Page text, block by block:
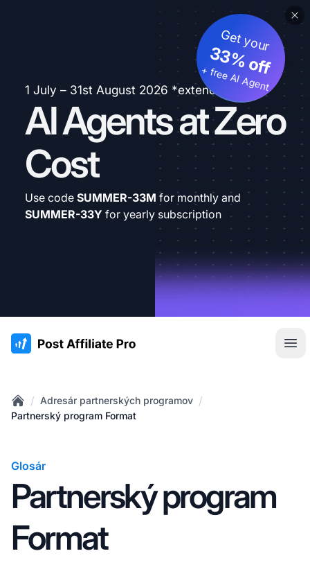
1 July – 31st August 2026 *extended
AI Agents at Zero
Cost
Get your
33% off
+ free AI Agent
Use code SUMMER-33M for monthly and
SUMMER-33Y for yearly subscription
:site.title
Home
/ Adresár partnerských programov /
Partnerský program Format
Glosár
Partnerský program
Format